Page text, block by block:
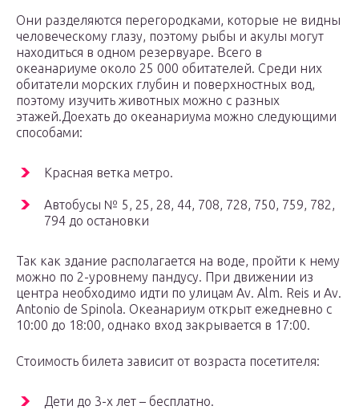
Они разделяются перегородками, которые не видны
человеческому глазу, поэтому рыбы и акулы могут
находиться в одном резервуаре. Всего в
океанариуме около 25 000 обитателей. Среди них
обитатели морских глубин и поверхностных вод,
поэтому изучить животных можно с разных
этажей.Доехать до океанариума можно следующими
способами:
Красная ветка метро.
Автобусы № 5, 25, 28, 44, 708, 728, 750, 759, 782,
794 до остановки
Так как здание располагается на воде, пройти к нему
можно по 2-уровнему пандусу. При движении из
центра необходимо идти по улицам Av. Alm. Reis и Av.
Antonio de Spinola. Океанариум открыт ежедневно с
10:00 до 18:00, однако вход закрывается в 17:00.
Стоимость билета зависит от возраста посетителя:
Дети до 3-х лет – бесплатно.